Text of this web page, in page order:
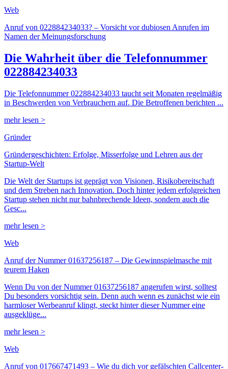
Web
Anruf von 022884234033? – Vorsicht vor dubiosen Anrufen im
Namen der Meinungsforschung
Die Wahrheit über die Telefonnummer
022884234033
Die Telefonnummer 022884234033 taucht seit Monaten regelmäßig
in Beschwerden von Verbrauchern auf. Die Betroffenen berichten ...
mehr lesen >
Gründer
Gründergeschichten: Erfolge, Misserfolge und Lehren aus der
Startup-Welt
Die Welt der Startups ist geprägt von Visionen, Risikobereitschaft
und dem Streben nach Innovation. Doch hinter jedem erfolgreichen
Startup stehen nicht nur bahnbrechende Ideen, sondern auch die
Gesc...
mehr lesen >
Web
Anruf der Nummer 01637256187 – Die Gewinnspielmasche mit
teurem Haken
Wenn Du von der Nummer 01637256187 angerufen wirst, solltest
Du besonders vorsichtig sein. Denn auch wenn es zunächst wie ein
harmloser Werbeanruf klingt, steckt hinter dieser Nummer eine
ausgeklüge...
mehr lesen >
Web
Anruf von 017667471493 – Wie du dich vor gefälschten Callcenter-